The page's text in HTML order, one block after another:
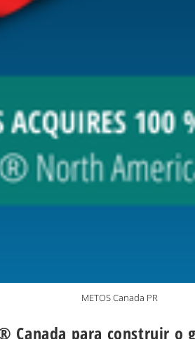
METOS Canada PR
Canada para construir o